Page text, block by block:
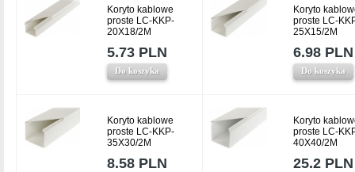
Koryto kablowe
proste LC-KKP-
20X18/2M
5.73 PLN
Do koszyka
Koryto
proste LC-
25X15/2M
6.98 PLN
Do koszyka
Koryto kablowe
proste LC-KKP-
35X30/2M
8.58 PLN
Koryto
proste LC-
40X40/2M
25.2 PLN